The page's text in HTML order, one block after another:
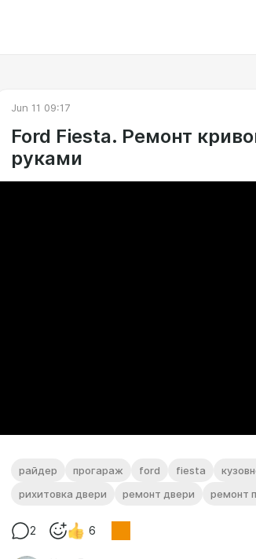
Jun 11 09:17
Ford Fiesta. Ремонт
руками
райдер прогараж ford fiesta
рихитовка двери
ремонт двери ремонт
2 6